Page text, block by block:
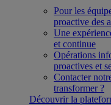
Pour les
proactive des
Une
et continue
Opérations
proactives et
Contacter
transformer ?
Découvrir la